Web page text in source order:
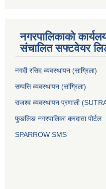
नगरपालिकाको
संचालित सफ्टवेयर
नगदी रसिद व्यवस्थापन (साग्रिला)
सम्पत्ति व्यवस्थापन (सांग्रिला)
राजश्व व्यवस्थापन प्रणाली
फुङलिङ नगरपालिका करदाता पोर्टल
SPARROW SMS